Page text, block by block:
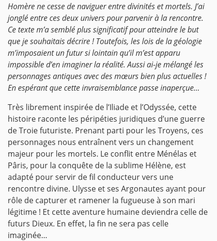
Homère ne cesse de naviguer entre divinités et mortels. J’ai
jonglé entre ces deux univers pour parvenir à la rencontre.
Ce texte m’a semblé plus significatif pour atteindre le but
que je souhaitais décrire ! Toutefois, les lois de la géologie
m’imposaient un futur si lointain qu’il m’est apparu
impossible d’en imaginer la réalité. Aussi ai-je mélangé les
personnages antiques avec des mœurs bien plus actuelles !
En espérant que cette invraisemblance passe inaperçue…
Très librement inspirée de l’Iliade et l’Odyssée, cette
histoire raconte les péripéties juridiques d’une guerre
de Troie futuriste. Prenant parti pour les Troyens, ces
personnages nous entraînent vers un changement
majeur pour les mortels. Le conflit entre Ménélas et
Pâris, pour la conquête de la sublime Hélène, est
adapté pour servir de fil conducteur vers une
rencontre divine. Ulysse et ses Argonautes ayant pour
rôle de capturer et ramener la fugueuse à son mari
légitime ! Et cette aventure humaine deviendra celle de
futurs Dieux. En effet, la fin ne sera pas celle
imaginée…